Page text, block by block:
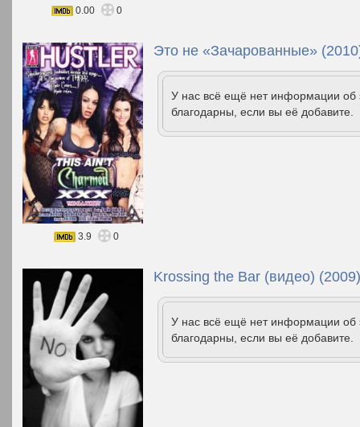
0.00 0
Это не «Зачарованные»
У нас всё ещё нет информации
благодарны, если вы её добавите.
3.9 0
Krossing the Bar (видео) (2009)
У нас всё ещё нет информации
благодарны, если вы её добавите.